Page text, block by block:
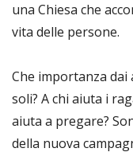
una Chiesa che
vita delle persone.
Che importanza dai
soli? A chi aiuta i
aiuta a pregare?
della nuova